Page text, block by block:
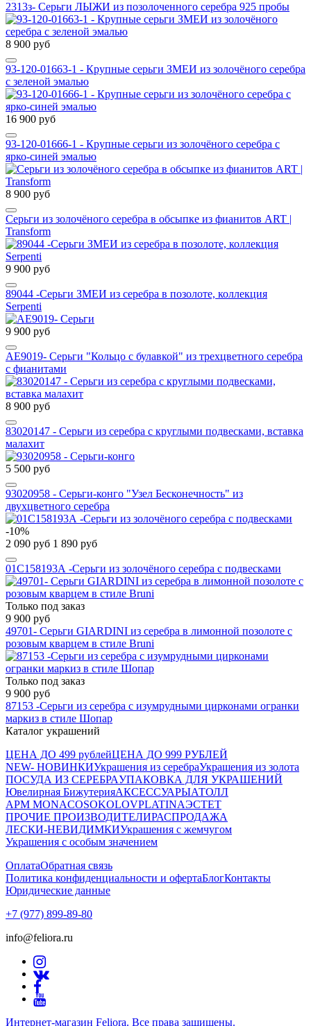
2313з- Серьги ЛЫЖИ из позолоченного серебра 925 пробы
8 900 руб
93-120-01663-1 - Крупные серьги ЗМЕИ из золочёного серебра
с зеленой эмалью
16 900 руб
93-120-01666-1 - Крупные серьги из золочёного серебра с
ярко-синей эмалью
8 900 руб
Серьги из золочёного серебра в обсыпке из фианитов ART |
Transform
9 900 руб
89044 -Серьги ЗМЕИ из серебра в позолоте, коллекция
Serpenti
9 900 руб
AE9019- Серьги "Кольцо с булавкой" из трехцветного серебра
с фианитами
8 900 руб
83020147 - Серьги из серебра с круглыми подвесками, вставка
малахит
5 500 руб
93020958 - Серьги-конго "Узел Бесконечность" из
двухцветного серебра
-10%
2 090 руб 1 890 руб
01С158193А -Серьги из золочёного серебра с подвесками
Только под заказ
9 900 руб
49701- Серьги GIARDINI из серебра в лимонной позолоте с
розовым кварцем в стиле Bruni
Только под заказ
9 900 руб
87153 -Серьги из серебра с изумрудными цирконами огранки
маркиз в стиле Шопар
Каталог украшений
ЦЕНА ДО 499 рублейЦЕНА ДО 999 РУБЛЕЙ
NEW- НОВИНКИУкрашения из серебраУкрашения из золота
ПОСУДА ИЗ СЕРЕБРАУПАКОВКА ДЛЯ УКРАШЕНИЙ
Ювелирная БижутерияАКСЕССУАРЫАТОЛЛ
APM MONACOSOKOLOVPLATINAЭСТЕТ
ПРОЧИЕ ПРОИЗВОДИТЕЛИРАСПРОДАЖА
ЛЕСКИ-НЕВИДИМКИУкрашения с жемчугом
Украшения с особым значением
ОплатаОбратная связь
Политика конфиденциальности и офертаБлогКонтакты
Юридические данные
+7 (977) 899-89-80
info@feliora.ru
Интернет-магазин Feliora. Все права защищены.